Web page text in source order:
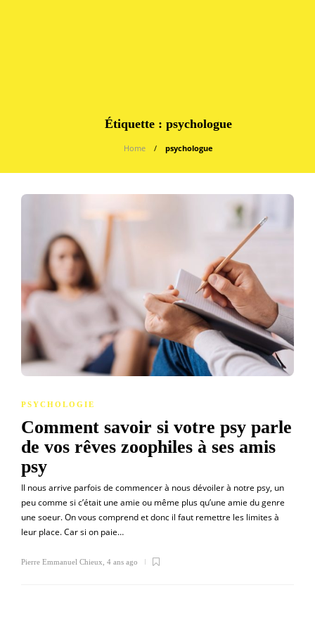
Étiquette : psychologue
Home psychologue
PSYCHOLOGIE
Comment savoir si votre psy parle
de vos rêves zoophiles à ses amis
psy
Il nous arrive parfois de commencer à nous dévoiler à notre psy, un
peu comme si c’était une amie ou même plus qu’une amie du genre
une soeur. On vous comprend et donc il faut remettre les limites à
leur place. Car si on paie…
Pierre Emmanuel Chieux 4 ans ago